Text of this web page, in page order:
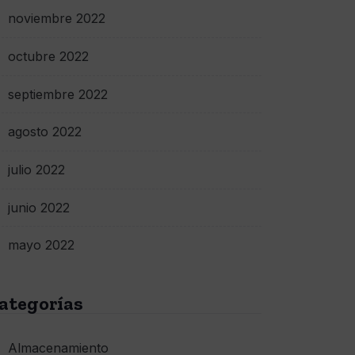
noviembre 2022
octubre 2022
septiembre 2022
agosto 2022
julio 2022
junio 2022
mayo 2022
Almacenamiento